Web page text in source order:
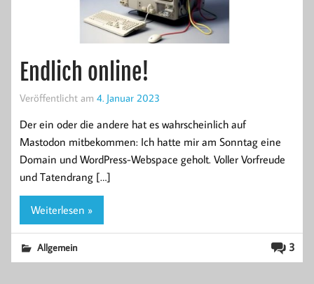
Endlich online!
Veröffentlicht am 4. Januar 2023
Der ein oder die andere hat es wahrscheinlich auf
Mastodon mitbekommen: Ich hatte mir am Sonntag eine
Domain und WordPress-Webspace geholt. Voller Vorfreude
und Tatendrang […]
Weiterlesen »
3
Allgemein